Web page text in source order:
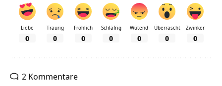
Liebe
0
Traurig
0
Fröhlich
0
Schläfrig
0
Wütend
0
Überrascht
0
Zwinker
0
2 Kommentare